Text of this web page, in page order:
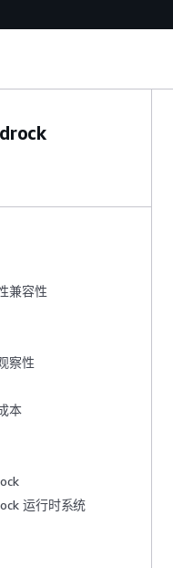
兼容性
察性
本
运行时系统